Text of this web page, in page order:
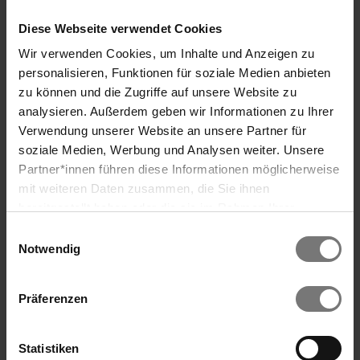
Diese Webseite verwendet Cookies
Wir verwenden Cookies, um Inhalte und Anzeigen zu
personalisieren, Funktionen für soziale Medien anbieten
zu können und die Zugriffe auf unsere Website zu
analysieren. Außerdem geben wir Informationen zu Ihrer
Verwendung unserer Website an unsere Partner für
soziale Medien, Werbung und Analysen weiter. Unsere
Partner*innen führen diese Informationen möglicherweise
mit weiteren Daten zusammen, die Sie ihnen
Cookies und ähnliche Technologien (Tracking-Pixel),
soweit dies technisch für die Bereitstellung unserer
Dienste erforderlich ist (bspw. Spracheinstellungen),
sowie darüber hinaus soweit Sie Ihre Einwilligung in die
Marketingcookies). Mit diesen Cookies werden von uns
Notwendig
Präferenzen
Statistiken
DAZUMAL FREILICHTMUSEUM &
ARKADENHEURIGER
Josef Hölzel-Allee 1, 7431 Bad Tatzmannsdorf
E-Mail: info@dazumal-burgenland.at
Telefon: +43 3353 8200 7360
www.dazumal
Search